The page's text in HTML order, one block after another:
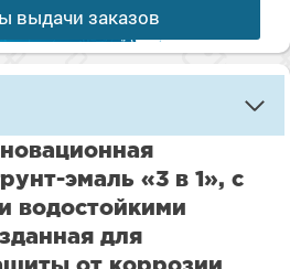
выдачи заказов
эмаль «3 в 1», с
водостойкими
для
от коррозии